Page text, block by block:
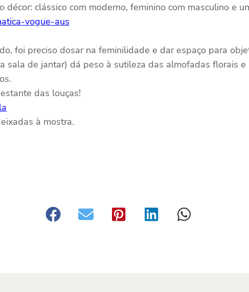
clássico com moderno, feminino com masculino e
foi preciso dosar na feminilidade e dar espaço para
sala de jantar) dá peso à sutileza das almofadas florais
das louças!
à mostra.